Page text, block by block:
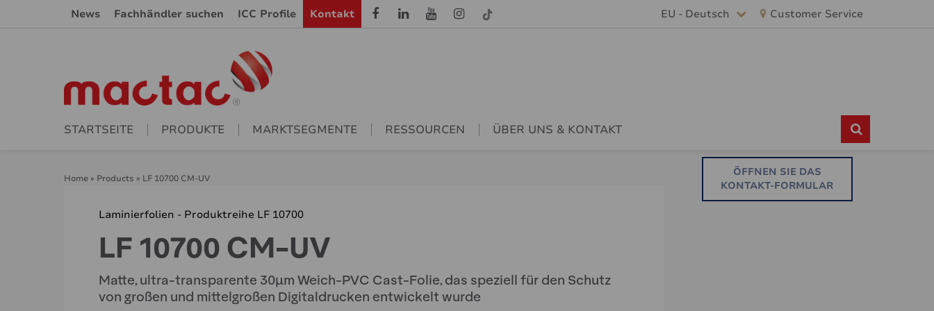
News Fachhändler suchen ICC Profile Kontakt EU - Deutsch Customer Service
STARTSEITE PRODUKTE MARKTSEGMENTE RESSOURCEN ÜBER UNS & KONTAKT
Home » Products » LF 10700 CM-UV
Laminierfolien - Produktreihe LF 10700
LF 10700 CM-UV
Matte, ultra-transparente 30μm Weich-PVC Cast-Folie, das speziell für den Schutz
von großen und mittelgroßen Digitaldrucken entwickelt wurde
ÖFFNEN SIE DAS
KONTAKT-FORMULAR